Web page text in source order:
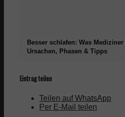
Besser schlafen: Was
Ursachen, Phasen & Tipps
Eintrag teilen
Teilen auf WhatsApp
Per E-Mail teilen